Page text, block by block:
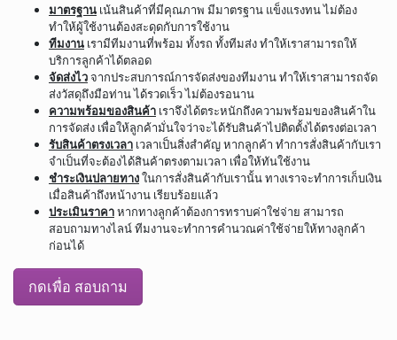
มาตรฐาน เน้นสินค้าที่มีคุณภาพ มีมาตรฐาน แข็งแรงทน ไม่ต้อง
ทำให้ผู้ใช้งานต้องสะดุดกับการใช้งาน
ทีมงาน เรามีทีมงานที่พร้อม ทั้งรถ ทั้งทีมส่ง ทำให้เราสามารถให้
บริการลูกค้าได้ตลอด
จัดส่งไวจากประสบการณ์การจัดส่งของทีมงาน ทำให้เราสามารถจัด
ส่งวัสดุถึงมือท่าน ได้รวดเร็ว ไม่ต้องรอนาน
ความพร้อมของสินค้า เราจึงได้ตระหนักถึงความพร้อมของสินค้าใน
การจัดส่ง เพื่อให้ลูกค้ามั่นใจว่าจะได้รับสินค้าไปติดตั้งได้ตรงต่อเวลา
รับสินค้าตรงเวลา เวลาเป็นสิ่งสำคัญ หากลูกค้า ทำการสั่งสินค้ากับเรา
จำเป็นที่จะต้องได้สินค้าตรงตามเวลา เพื่อให้ทันใช้งาน
ชำระเงินปลายทางในการสั่งสินค้ากับเรานั้น ทางเราจะทำการเก็บเงิน
เมื่อสินค้าถึงหน้างาน เรียบร้อยแล้ว
ประเมินราคาหากทางลูกค้าต้องการทราบค่าใช่จ่าย สามารถ
สอบถามทางไลน์ ทีมงานจะทำการคำนวณค่าใช้จ่ายให้ทางลูกค้า
ก่อนได้
กดเพื่อ สอบถาม